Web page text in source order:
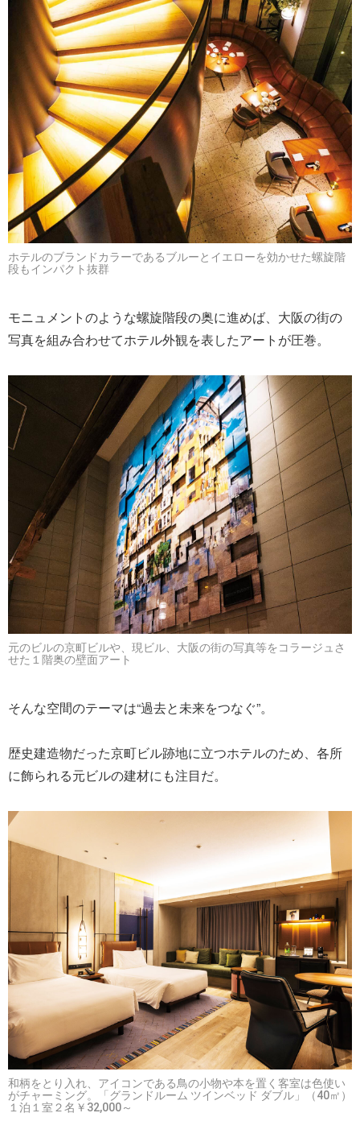
ホテルのブランドカラーであるブルーとイエローを効かせた螺旋階
段もインパクト抜群
モニュメントのような螺旋階段の奥に進めば、大阪の街の
写真を組み合わせてホテル外観を表したアートが圧巻。
元のビルの京町ビルや、現ビル、大阪の街の写真等をコラージュさ
せた１階奥の壁面アート
そんな空間のテーマは“過去と未来をつなぐ”。
歴史建造物だった京町ビル跡地に立つホテルのため、各所
に飾られる元ビルの建材にも注目だ。
和柄をとり入れ、アイコンである鳥の小物や本を置く客室は色使い
がチャーミング。「グランドルーム ツインベッド ダブル」（40㎡）
１泊１室２名￥32,000～